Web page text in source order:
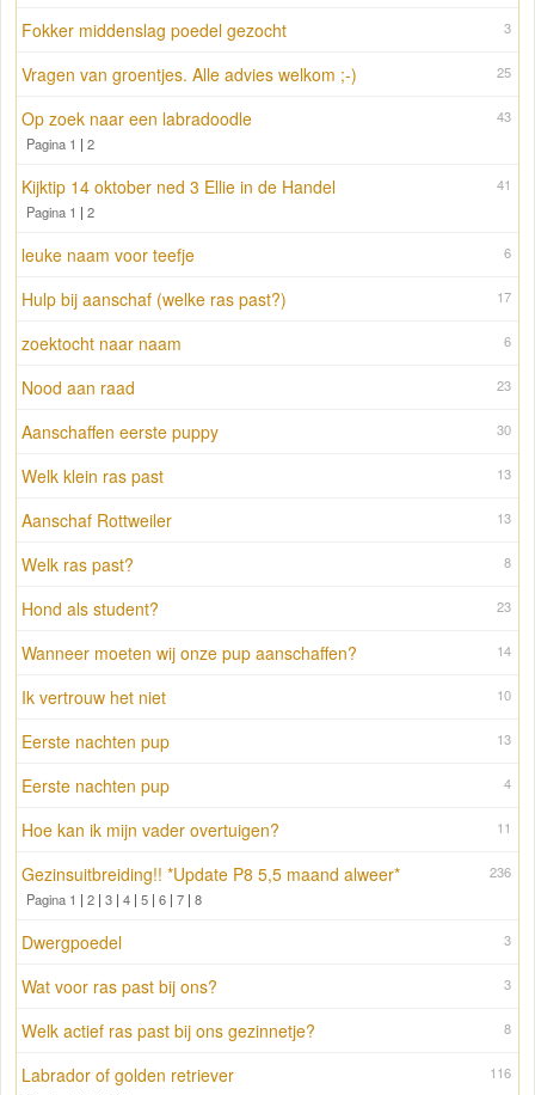
3
Fokker middenslag poedel gezocht
25
Vragen van groentjes. Alle advies welkom ;-)
43
Op zoek naar een labradoodle
Pagina 1 | 2
41
Kijktip 14 oktober ned 3 Ellie in de Handel
Pagina 1 | 2
6
leuke naam voor teefje
17
Hulp bij aanschaf (welke ras past?)
6
zoektocht naar naam
23
Nood aan raad
30
Aanschaffen eerste puppy
13
Welk klein ras past
13
Aanschaf Rottweiler
8
Welk ras past?
23
Hond als student?
14
Wanneer moeten wij onze pup aanschaffen?
10
Ik vertrouw het niet
13
Eerste nachten pup
4
Eerste nachten pup
11
Hoe kan ik mijn vader overtuigen?
236
Gezinsuitbreiding!! *Update P8 5,5 maand alweer*
Pagina 1 | 2 | 3 | 4 | 5 | 6 | 7 | 8
3
Dwergpoedel
3
Wat voor ras past bij ons?
8
Welk actief ras past bij ons gezinnetje?
116
Labrador of golden retriever